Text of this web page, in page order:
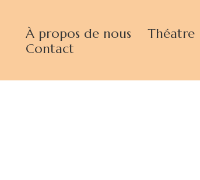
À propos de nous
Théatre
Contact